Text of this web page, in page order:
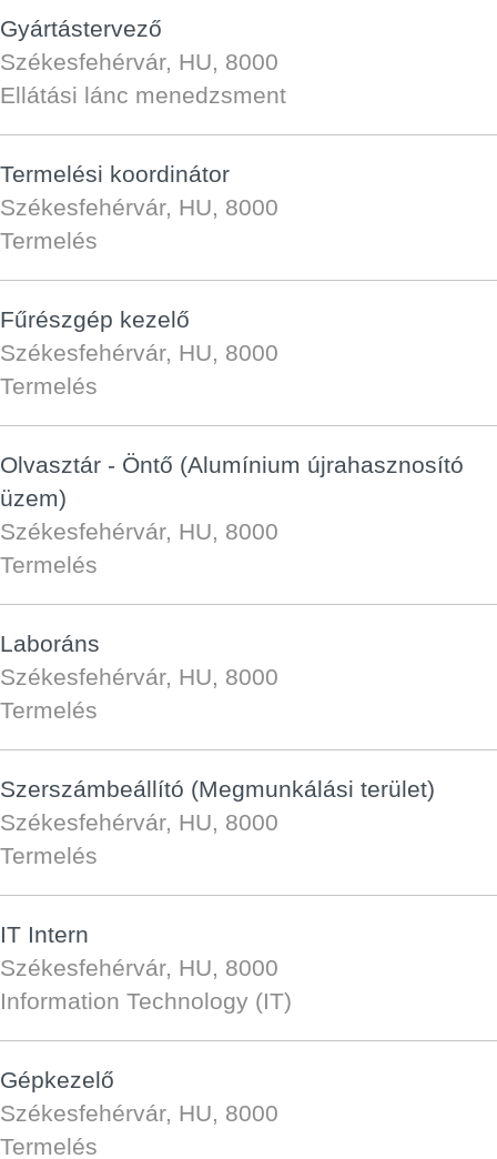
Gyártástervező
Székesfehérvár, HU, 8000
Ellátási lánc menedzsment
Termelési koordinátor
Székesfehérvár, HU, 8000
Termelés
Fűrészgép kezelő
Székesfehérvár, HU, 8000
Termelés
Olvasztár - Öntő (Alumínium újrahasznosító
üzem)
Székesfehérvár, HU, 8000
Termelés
Laboráns
Székesfehérvár, HU, 8000
Termelés
Szerszámbeállító (Megmunkálási terület)
Székesfehérvár, HU, 8000
Termelés
IT Intern
Székesfehérvár, HU, 8000
Information Technology (IT)
Gépkezelő
Székesfehérvár, HU, 8000
Termelés